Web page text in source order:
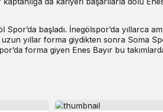
başladı. İnegölspor’da yıllarca
yıllar forma giydikten sonra Soma
forma giyen Enes Bayır bu